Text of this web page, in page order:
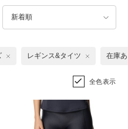
新着順
レギンス&タイツ 在庫
全色表示